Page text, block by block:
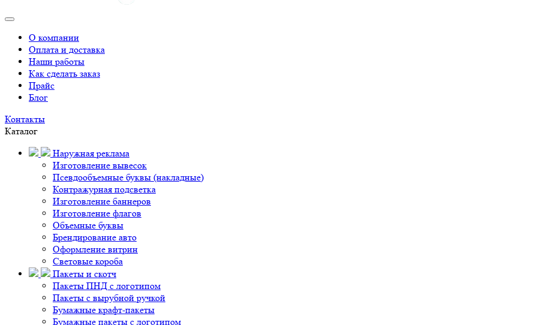
О компании
Оплата и доставка
Наши работы
Как сделать заказ
Прайс
Блог
Контакты
Каталог
Наружная реклама
Изготовление вывесок
Псевдообъемные буквы (накладные)
Контражурная подсветка
Изготовление баннеров
Изготовление флагов
Объемные буквы
Брендирование авто
Оформление витрин
Световые короба
Пакеты и скотч
Пакеты ПНД с логотипом
Пакеты с вырубной ручкой
Бумажные крафт-пакеты
Бумажные пакеты с логотипом